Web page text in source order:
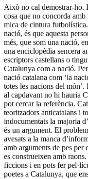
Això no cal demostrar-ho.
cosa que no concorda amb
mica de cintura
nació, és que aquesta
més, que som una nació,
una enciclopèdia sencera
escriptors castellans o
Catalunya com a nació.
nació catalana com ‘la
totes les nacions del
al capdavant no hi hauria
pot cercar la referència.
teoritzadors anticatalans i
indocumentats la majoria
és un argument. El
avesats a la manca
amb arguments de pes per
es construeixen amb
ficcions i en pots fer
poetes a Catalunya, que